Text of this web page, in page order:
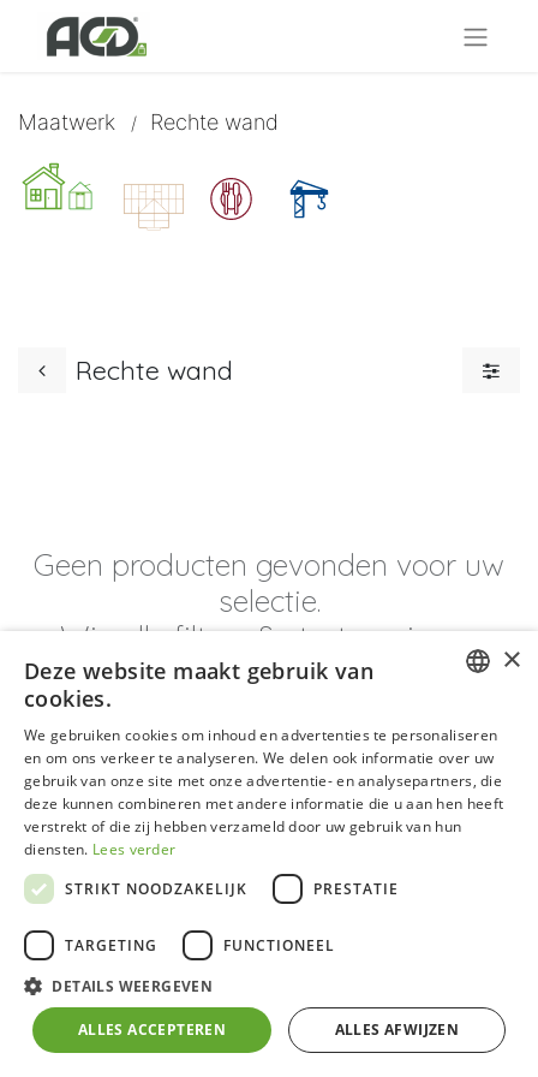
Maatwerk / Rechte wand
Rechte wand
Geen producten gevonden voor uw
selectie.
Wis alle filters & start opnieuw
GERMAN
FRENCH
×
Deze website maakt gebruik van
cookies.
We gebruiken cookies om inhoud en advertenties te personaliseren
en om ons verkeer te analyseren. We delen ook informatie over uw
gebruik van onze site met onze advertentie- en analysepartners, die
deze kunnen combineren met andere informatie die u aan hen heeft
verstrekt of die zij hebben verzameld door uw gebruik van hun
diensten. Lees verder
STRIKT NOODZAKELIJK
PRESTATIE
TARGETING FUNCTIONEEL
DETAILS WEERGEVEN
ALLES ACCEPTEREN ALLES AFWIJZEN